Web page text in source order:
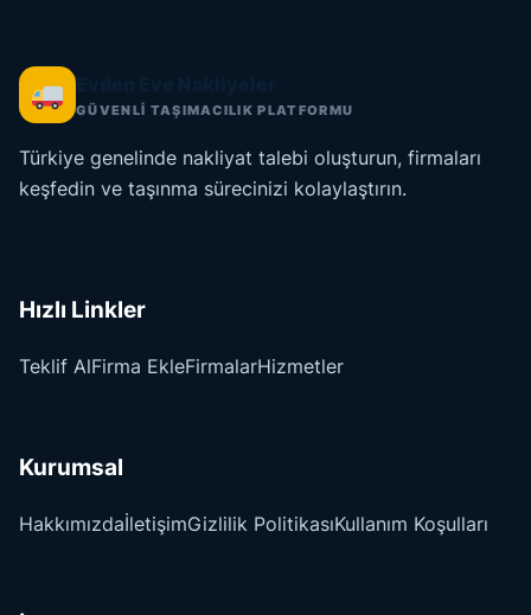
GÜVENLİ TAŞIMACILIK PLATFORMU
Türkiye genelinde nakliyat talebi oluşturun, firmaları
keşfedin ve taşınma sürecinizi kolaylaştırın.
Hızlı Linkler
Teklif AlFirma EkleFirmalarHizmetler
Kurumsal
HakkımızdaİletişimGizlilik PolitikasıKullanım Koşulları